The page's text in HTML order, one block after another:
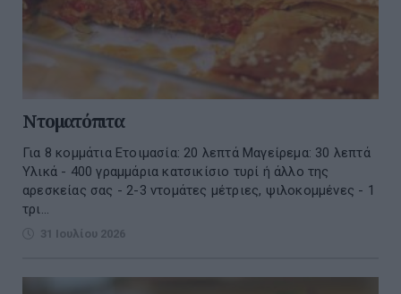
Ντοματόπιτα
Για 8 κομμάτια Ετοιμασία: 20 λεπτά Μαγείρεμα: 30 λεπτά
Υλικά - 400 γραμμάρια κατσικίσιο τυρί ή άλλο της
αρεσκείας σας - 2-3 ντομάτες μέτριες, ψιλοκομμένες - 1
τρι...
31 Ιουλίου 2026